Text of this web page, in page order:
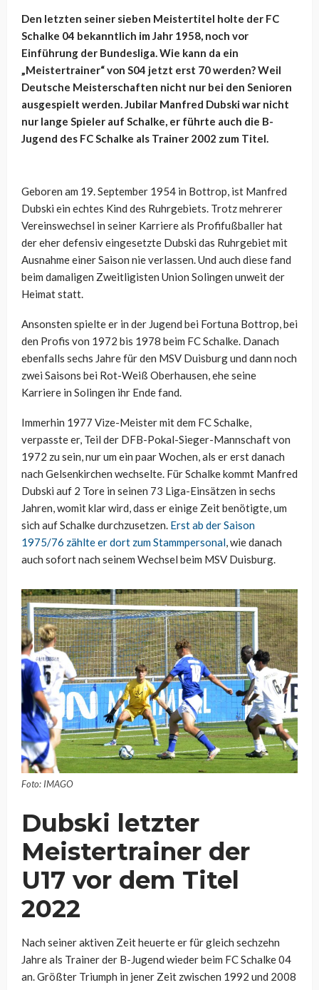
Den letzten seiner sieben Meistertitel holte der FC
Schalke 04 bekanntlich im Jahr 1958, noch vor
Einführung der Bundesliga. Wie kann da ein
„Meistertrainer“ von S04 jetzt erst 70 werden? Weil
Deutsche Meisterschaften nicht nur bei den Senioren
ausgespielt werden. Jubilar Manfred Dubski war nicht
nur lange Spieler auf Schalke, er führte auch die B-
Jugend des FC Schalke als Trainer 2002 zum Titel.
Geboren am 19. September 1954 in Bottrop, ist Manfred
Dubski ein echtes Kind des Ruhrgebiets. Trotz mehrerer
Vereinswechsel in seiner Karriere als Profifußballer hat
der eher defensiv eingesetzte Dubski das Ruhrgebiet mit
Ausnahme einer Saison nie verlassen. Und auch diese fand
beim damaligen Zweitligisten Union Solingen unweit der
Heimat statt.
Ansonsten spielte er in der Jugend bei Fortuna Bottrop, bei
den Profis von 1972 bis 1978 beim FC Schalke. Danach
ebenfalls sechs Jahre für den MSV Duisburg und dann noch
zwei Saisons bei Rot-Weiß Oberhausen, ehe seine
Karriere in Solingen ihr Ende fand.
Immerhin 1977 Vize-Meister mit dem FC Schalke,
verpasste er, Teil der DFB-Pokal-Sieger-Mannschaft von
1972 zu sein, nur um ein paar Wochen, als er erst danach
nach Gelsenkirchen wechselte. Für Schalke kommt Manfred
Dubski auf 2 Tore in seinen 73 Liga-Einsätzen in sechs
Jahren, womit klar wird, dass er einige Zeit benötigte, um
sich auf Schalke durchzusetzen. Erst ab der Saison
1975/76 zählte er dort zum Stammpersonal, wie danach
auch sofort nach seinem Wechsel beim MSV Duisburg.
Foto: IMAGO
Dubski letzter
Meistertrainer der
U17 vor dem Titel
2022
Nach seiner aktiven Zeit heuerte er für gleich sechzehn
Jahre als Trainer der B-Jugend wieder beim FC Schalke 04
an. Größter Triumph in jener Zeit zwischen 1992 und 2008